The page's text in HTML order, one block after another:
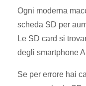
Ogni moderna
scheda SD per
Le SD card si
degli smartphone
Se per errore hai